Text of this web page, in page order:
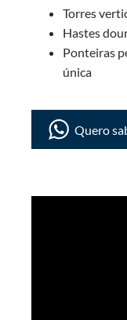
Torres
Hastes
Ponteiras
única
Quero